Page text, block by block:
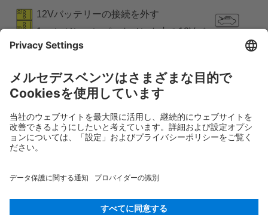
12Vバッテリーの接続を外す
1.エンジンコンパートメント内の12Vバ
ッテリーのカバーを外します。
2.ねじ接続部lで12ボルトバッテリーの
から保護します。
253.701